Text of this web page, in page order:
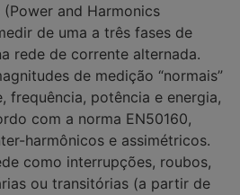
and Harmonics
de uma a três fases de
rede de corrente alternada.
de medição “normais”
frequência, potência e energia,
com a norma EN50160,
harmônicos e assimétricos.
como interrupções, roubos,
ou transitórias (a partir de